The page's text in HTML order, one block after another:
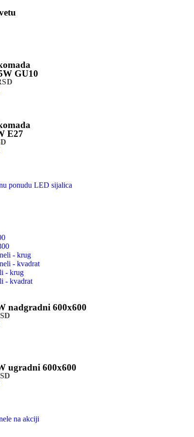
GU10
E27
ponudu LED sijalica
- krug
- kvadrat
- krug
- kvadrat
nadgradni 600x600
ugradni 600x600
na akciji